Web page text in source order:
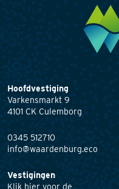
Hoofdvestiging
Varkensmarkt 9
4101 CK Culemborg
0345 512710
info@waardenburg.eco
Vestigingen
Klik hier voor de